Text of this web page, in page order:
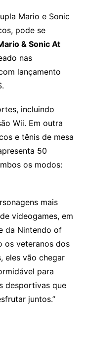
Mario e Sonic
pode se
& Sonic At
nas
lançamento
.
incluindo
Wii. Em outra
e tênis de mesa
50
os modos:
mais
videogames, em
da Nintendo of
os veteranos dos
eles vão chegar
para
desportivas que
juntos.”